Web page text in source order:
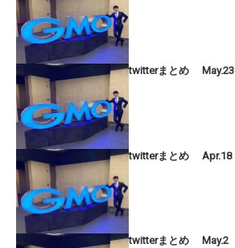
twitterまとめ May.23
twitterまとめ Apr.18
twitterまとめ May.2